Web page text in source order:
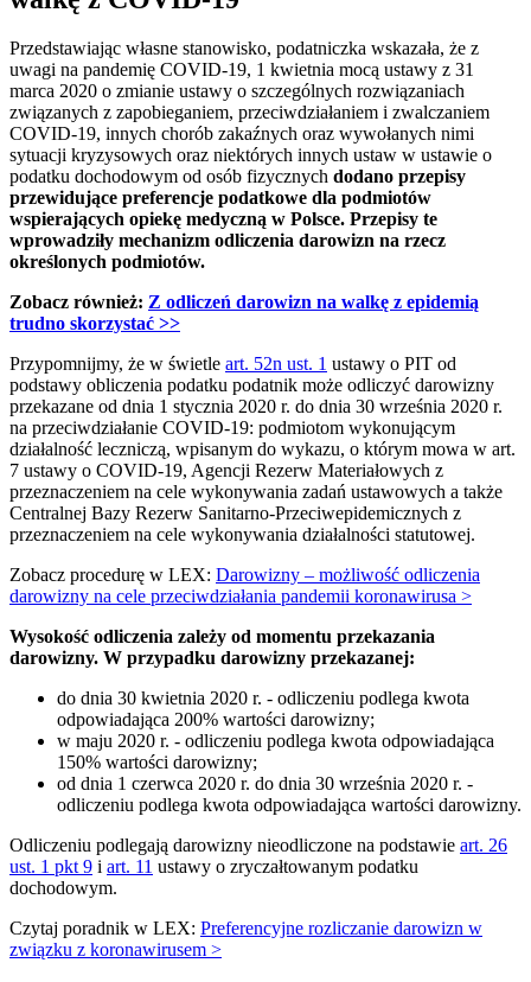
Przedstawiając własne stanowisko, podatniczka wskazała, że z
uwagi na pandemię COVID-19, 1 kwietnia mocą ustawy z 31
marca 2020 o zmianie ustawy o szczególnych rozwiązaniach
związanych z zapobieganiem, przeciwdziałaniem i zwalczaniem
COVID-19, innych chorób zakaźnych oraz wywołanych nimi
sytuacji kryzysowych oraz niektórych innych ustaw w ustawie o
podatku dochodowym od osób fizycznych dodano przepisy
przewidujące preferencje podatkowe dla podmiotów
wspierających opiekę medyczną w Polsce. Przepisy te
wprowadziły mechanizm odliczenia darowizn na rzecz
określonych podmiotów.
Zobacz również: Z odliczeń darowizn na walkę z epidemią
trudno skorzystać >>
Przypomnijmy, że w świetle art. 52n ust. 1 ustawy o PIT od
podstawy obliczenia podatku podatnik może odliczyć darowizny
przekazane od dnia 1 stycznia 2020 r. do dnia 30 września 2020 r.
na przeciwdziałanie COVID-19: podmiotom wykonującym
działalność leczniczą, wpisanym do wykazu, o którym mowa w art.
7 ustawy o COVID-19, Agencji Rezerw Materiałowych z
przeznaczeniem na cele wykonywania zadań ustawowych a także
Centralnej Bazy Rezerw Sanitarno-Przeciwepidemicznych z
przeznaczeniem na cele wykonywania działalności statutowej.
Zobacz procedurę w LEX: Darowizny – możliwość odliczenia
darowizny na cele przeciwdziałania pandemii koronawirusa >
Wysokość odliczenia zależy od momentu przekazania
darowizny. W przypadku darowizny przekazanej:
do dnia 30 kwietnia 2020 r. - odliczeniu podlega kwota
odpowiadająca 200% wartości darowizny;
w maju 2020 r. - odliczeniu podlega kwota odpowiadająca
150% wartości darowizny;
od dnia 1 czerwca 2020 r. do dnia 30 września 2020 r. -
odliczeniu podlega kwota odpowiadająca wartości darowizny.
Odliczeniu podlegają darowizny nieodliczone na podstawie art. 26
ust. 1 pkt 9 i art. 11 ustawy o zryczałtowanym podatku
dochodowym.
Czytaj poradnik w LEX: Preferencyjne rozliczanie darowizn w
związku z koronawirusem >